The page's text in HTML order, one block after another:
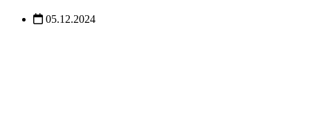
05.12.2024